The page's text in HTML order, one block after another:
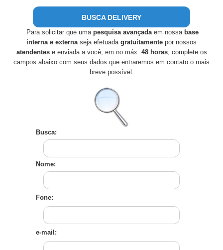
BUSCA DELIVERY
Para solicitar que uma pesquisa avançadaem nossabase
interna e externaseja efetuada gratuitamente por nossos
atendentese enviada a você, em no máx. 48 horas, complete os
campos abaixo com seus dados que entraremos em contato o mais
breve possível:
Busca:
Nome:
Fone:
e-mail: